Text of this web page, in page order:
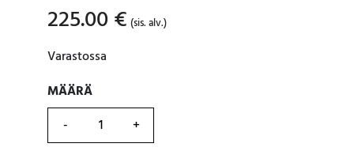
225.00 € (sis. alv.)
Varastossa
MÄÄRÄ
MÄÄRÄ